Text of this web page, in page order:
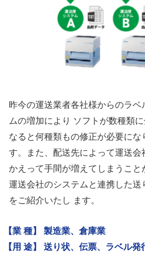
昨今の運送業者各社様からのラ
ムの増加により ソフトが数種類
なると何種類もの修正が必要にな
す。また、配送先によって運送
かえって手間が増えてしまうこと
運送会社のシステムと連携した
をご紹介いたし ます。
【業 種】 製造業、倉庫業
【用 途】 送り状、伝票、ラベル発